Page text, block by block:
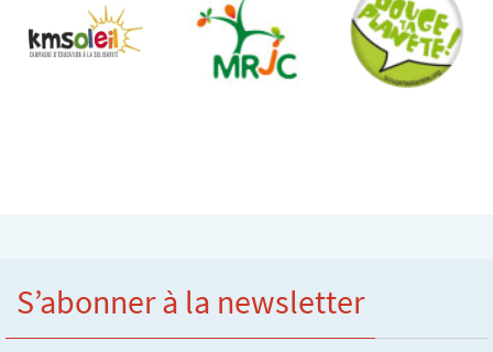
S’abonner à la newsletter